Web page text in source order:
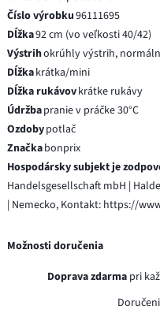
Číslo výrobku96111695
Dĺžka92 cm (vo veľkosti 40/42)
Výstrihokrúhly výstrih,
Dĺžkakrátka/mini
Dĺžka rukávovkrátke rukávy
Údržbapranie v práčke 30°C
Ozdobypotlač
Značkabonprix
Hospodársky subjekt je
Handelsgesellschaft mbH |
| Nemecko, Kontakt: https://
Možnosti doručenia
Doprava zdarmapri